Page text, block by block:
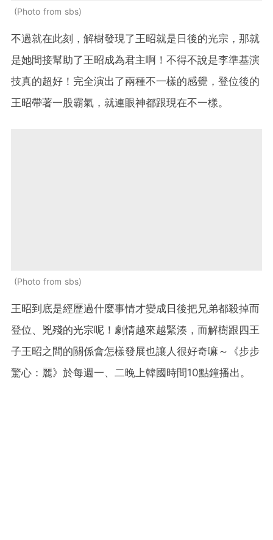
Photo from sbs
不過就在此刻，解樹發現了王昭就是日後的光宗，那就
是她間接幫助了王昭成為君主啊！不得不說是李準基演
技真的超好！完全演出了兩種不一樣的感覺，登位後的
王昭帶著一股霸氣，就連眼神都跟現在不一樣。
Photo from sbs
王昭到底是經歷過什麼事情才變成日後把兄弟都殺掉而
登位、兇殘的光宗呢！劇情越來越緊湊，而解樹跟四王
子王昭之間的關係會怎樣發展也讓人很好奇嘛～《步步
驚心：麗》於每週一、二晚上韓國時間10點鐘播出。